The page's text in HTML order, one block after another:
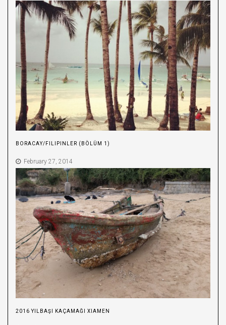
BORACAY/FILIPINLER (BÖLÜM 1)
February 27, 2014
2016 YILBAŞI KAÇAMAĞI XIAMEN